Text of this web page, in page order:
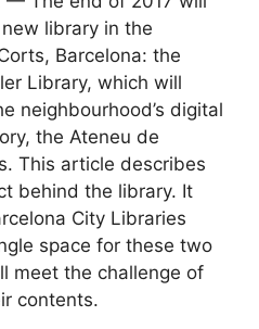
library in the
Barcelona: the
Library, which will
neighbourhood’s digital
the Ateneu de
This article describes
behind the library. It
City Libraries
space for these two
meet the challenge of
contents.